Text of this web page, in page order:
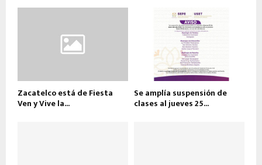
Zacatelco está de Fiesta
Ven y Vive la...
Se amplía suspensión de
clases al jueves 25...